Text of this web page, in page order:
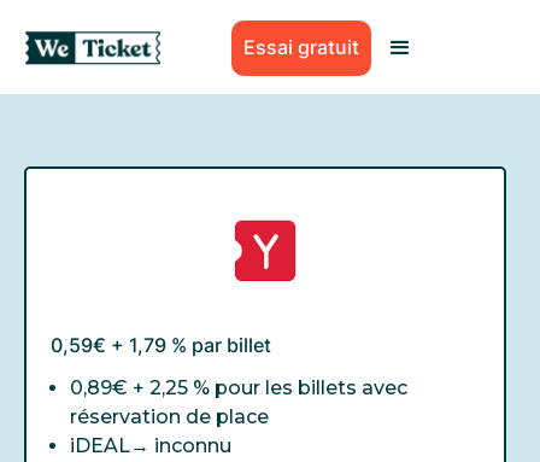
Essai gratuit
0,59€ + 1,79 % par billet
0,89€ + 2,25 % pour les billets avec
réservation de place
iDEAL→ inconnu